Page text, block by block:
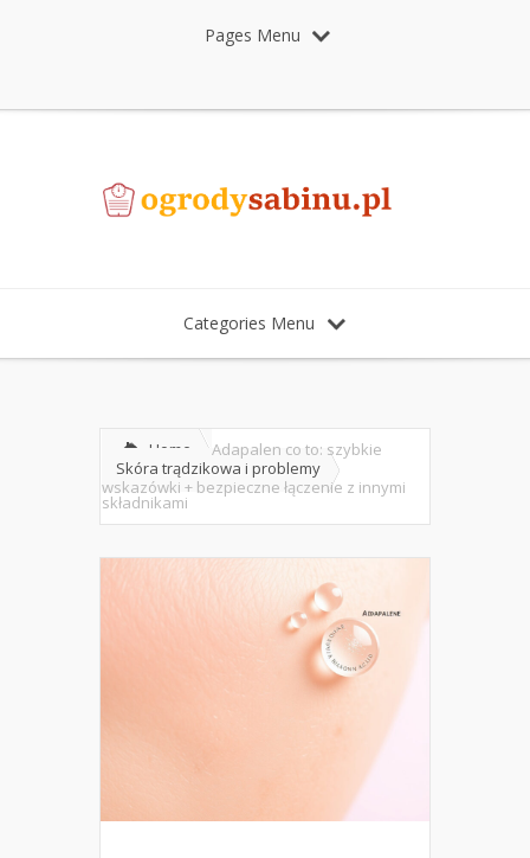
Pages Menu
Categories Menu
Home
Skóra trądzikowa i problemy
Adapalen co to: szybkie
wskazówki + bezpieczne łączenie z innymi
składnikami